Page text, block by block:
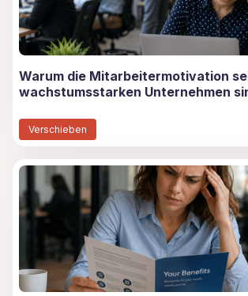
Warum die Mitarbeitermotivation
wachstumsstarken Unternehmen
Verschieben